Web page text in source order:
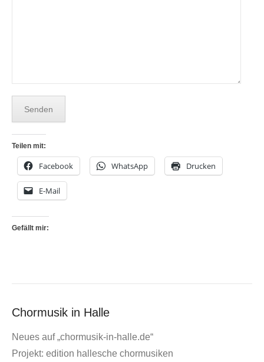
Teilen mit:
Facebook WhatsApp Drucken
E-Mail
Gefällt mir:
Chormusik in Halle
Neues auf „chormusik-in-halle.de“
Projekt: edition hallesche chormusiken